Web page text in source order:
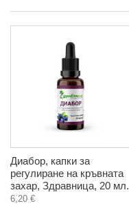
Диабор, капки за
регулиране на кръвната
захар, Здравница, 20 мл.
6,20 €